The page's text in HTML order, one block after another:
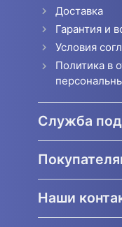
Доставка
Гарантия и
Условия
Политика в
Служба
Наши